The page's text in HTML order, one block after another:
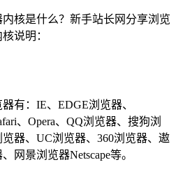
核是什么？新手站长网分享浏览
说明：
有：IE、EDGE浏览器、
、Opera、QQ浏览器、搜狗浏
器、UC浏览器、360浏览器、遨
网景浏览器Netscape等。